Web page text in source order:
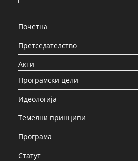
Почетна
Претседателство
Акти
Програмски цели
Идеологија
Темелни принципи
Програма
Статут